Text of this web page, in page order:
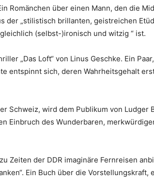
Romänchen über einen Mann, den die
der „stilistisch brillanten, geistreichen
(selbst-)ironisch und witzig “ ist.
„Das Loft“ von Linus Geschke. Ein
entspinnt sich, deren Wahrheitsgehalt
Schweiz, wird dem Publikum von Ludger
Einbruch des Wunderbaren,
Zeiten der DDR imaginäre Fernreisen
Ein Buch über die Vorstellungskraft,